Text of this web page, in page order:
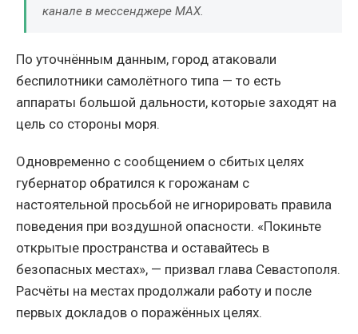
канале в мессенджере MAX.
По уточнённым данным, город атаковали
беспилотники самолётного типа — то есть
аппараты большой дальности, которые заходят на
цель со стороны моря.
Одновременно с сообщением о сбитых целях
губернатор обратился к горожанам с
настоятельной просьбой не игнорировать правила
поведения при воздушной опасности. «Покиньте
открытые пространства и оставайтесь в
безопасных местах», — призвал глава Севастополя.
Расчёты на местах продолжали работу и после
первых докладов о поражённых целях.